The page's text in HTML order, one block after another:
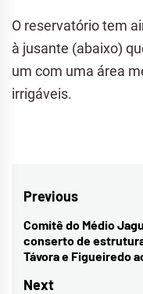
O reservatório tem
à jusante (abaixo)
um com uma área
irrigáveis.
Navegação
de
Post
Previous
Previous
post:
Comitê do Médio
conserto de
Távora e Figueiredo
Next